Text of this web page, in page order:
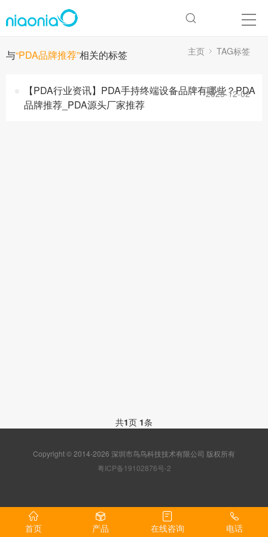
与“PDA品牌推荐”相关的标签 主页 TAG标签
【PDA行业资讯】PDA手持终端设备品牌有哪些？PDA
品牌推荐_PDA源头厂家推荐
2025-12-02
共1页 1条
Copyright © 2014-2026 深圳市鸟鸟科技技术有限公司 版权所有
粤ICP备19102876号-2
首页 产品 在线咨询 电话